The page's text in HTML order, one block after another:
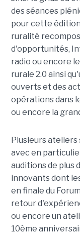
des séances
pour cette
ruralité
d'opportunités,
radio ou encore
rurale 2.0 ainsi
ouverts et des
opérations dans
ou encore la
Plusieurs
avec en
auditions de plus
innovants dont
en finale du
retour
ou encore un
10ème